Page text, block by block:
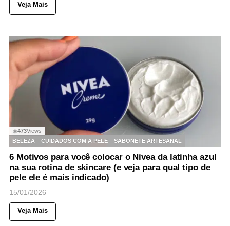
Veja Mais
◉473Views
BELEZA
CUIDADOS COM A PELE SABONETE ARTESANAL
6 Motivos para você colocar o Nivea da latinha azul
na sua rotina de skincare (e veja para qual tipo de
pele ele é mais indicado)
15/01/2026
Veja Mais